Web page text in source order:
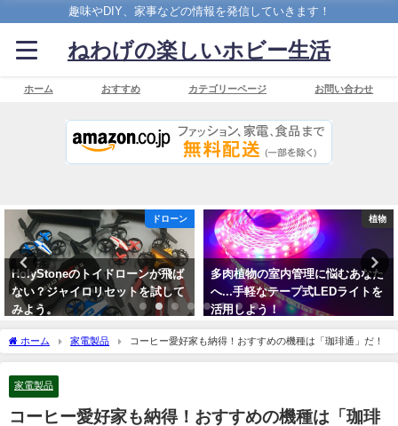
趣味やDIY、家事などの情報を発信していきます！
ねわげの楽しいホビー生活
ホーム おすすめ カテゴリーページ お問い合わせ
植物
多肉植物の室内管理に悩むあなた
へ...手軽なテープ式LEDライトを
活用しよう！
カメラ
狙ったピントは外さない！フィル
ムカメラの雄、Leica IIIf
2019年10月15日
ホーム 家電製品 コーヒー愛好家も納得！おすすめの機種は「珈琲通」だ！
家電製品
コーヒー愛好家も納得！おすすめの機種は「珈琲